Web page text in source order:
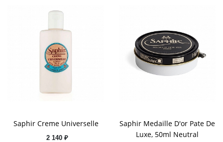
Saphir Creme Universelle
2 140 ₽
Saphir Medaille D'or Pate De
Luxe, 50ml Neutral